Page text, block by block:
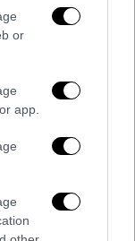
or
app.
ο
πότε. Κι
μήκους
θα
άλλος
ότι